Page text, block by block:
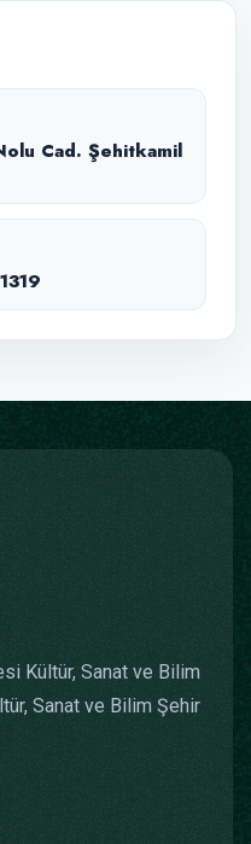
Cad. Şehitkamil
Kültür, Sanat ve Bilim
Sanat ve Bilim Şehir